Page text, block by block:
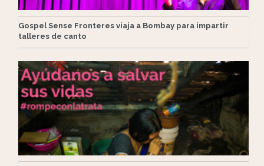
Gospel Sense Fronteres viaja a Bombay para impartir
talleres de canto